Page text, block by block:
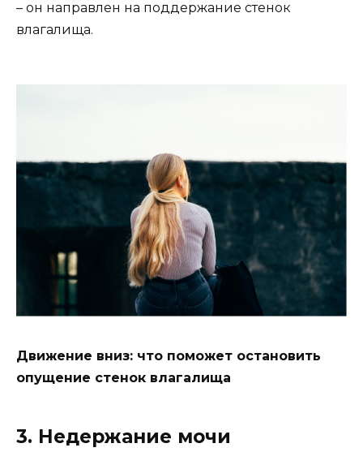
– он направлен на поддержание стенок
влагалища.
Движение вниз: что поможет остановить
опущение стенок влагалища
3. Недержание мочи